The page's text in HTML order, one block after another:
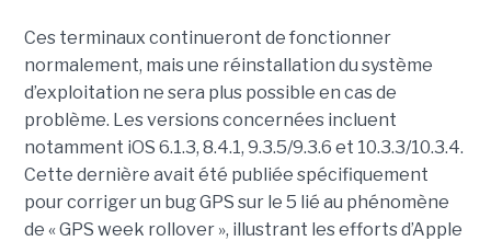
Ces terminaux continueront de fonctionner
normalement, mais une réinstallation du système
d’exploitation ne sera plus possible en cas de
problème. Les versions concernées incluent
notamment iOS 6.1.3, 8.4.1, 9.3.5/9.3.6 et 10.3.3/10.3.4.
Cette dernière avait été publiée spécifiquement
pour corriger un bug GPS sur le 5 lié au phénomène
de « GPS week rollover », illustrant les efforts d’Apple